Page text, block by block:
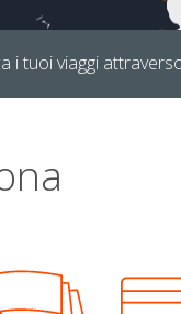
i tuoi viaggi